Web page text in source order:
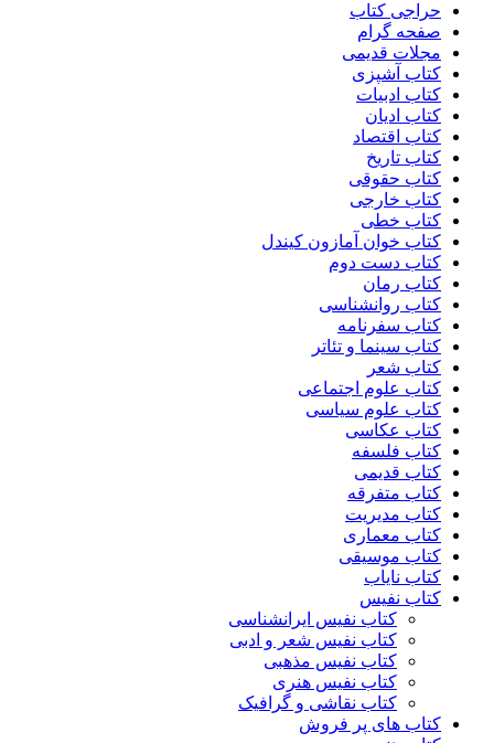
حراجی کتاب
صفحه گرام
مجلات قدیمی
کتاب آشپزی
کتاب ادبیات
کتاب ادیان
کتاب اقتصاد
کتاب تاریخ
کتاب حقوقی
کتاب خارجی
کتاب خطی
کتاب خوان آمازون کیندل
کتاب دست دوم
کتاب رمان
کتاب روانشناسی
کتاب سفرنامه
کتاب سینما و تئاتر
کتاب شعر
کتاب علوم اجتماعی
کتاب علوم سیاسی
کتاب عکاسی
کتاب فلسفه
کتاب قدیمی
کتاب متفرقه
کتاب مدیریت
کتاب معماری
کتاب موسیقی
کتاب نایاب
کتاب نفیس
کتاب نفیس ایرانشناسی
کتاب نفیس شعر و ادبی
کتاب نفیس مذهبی
کتاب نفیس هنری
کتاب نقاشی و گرافیک
کتاب های پر فروش